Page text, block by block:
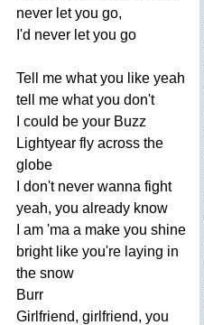
never let you go,
I'd never let you go
Tell me what you like yeah
tell
me what you don't
could be your Buzz
Lightyear fly across the
globe
don't never wanna fight
yeah, you already know
am 'ma a make you shine
bright like you're laying in
the snow
Burr
Girlfriend, girlfriend, you